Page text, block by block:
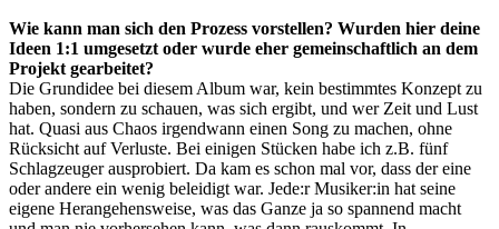
Wie kann man sich den Prozess vorstellen? Wurden hier deine
Ideen 1:1 umgesetzt oder wurde eher gemeinschaftlich an dem
Projekt gearbeitet?
Die Grundidee bei diesem Album war, kein bestimmtes Konzept zu
haben, sondern zu schauen, was sich ergibt, und wer Zeit und Lust
hat. Quasi aus Chaos irgendwann einen Song zu machen, ohne
Rücksicht auf Verluste. Bei einigen Stücken habe ich z.B. fünf
Schlagzeuger ausprobiert. Da kam es schon mal vor, dass der eine
oder andere ein wenig beleidigt war. Jede:r Musiker:in hat seine
eigene Herangehensweise, was das Ganze ja so spannend macht